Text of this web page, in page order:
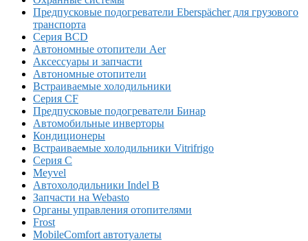
Предпусковые подогреватели Eberspächer для грузового
транспорта
Серия BCD
Автономные отопители Аer
Аксессуары и запчасти
Автономные отопители
Встраиваемые холодильники
Серия CF
Предпусковые подогреватели Бинар
Автомобильные инверторы
Кондиционеры
Встраиваемые холодильники Vitrifrigo
Серия C
Meyvel
Автохолодильники Indel B
Запчасти на Webasto
Органы управления отопителями
Frost
MobileComfort автотуалеты